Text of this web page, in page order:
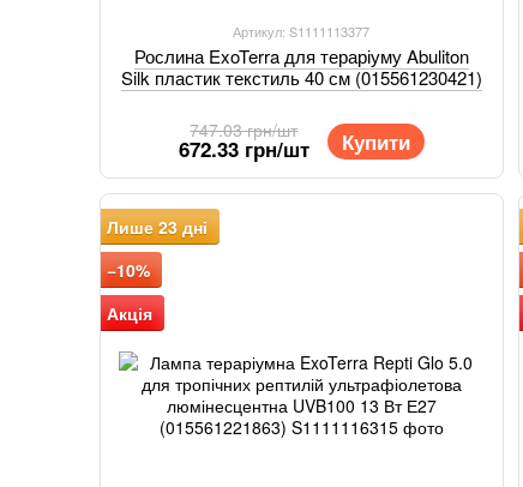
Артикул: S1111113377
Рослина ExoTerra для тераріуму Abuliton
Silk пластик текстиль 40 см (015561230421)
747.03 грн/шт
672.33 грн/шт Купити
Лише 23 дні
−10%
Акція